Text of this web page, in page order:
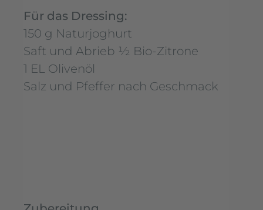
Für das Dressing:
150 g Naturjoghurt
Saft und Abrieb ½ Bio-Zitrone
1 EL Olivenöl
Salz und Pfeffer nach Geschmack